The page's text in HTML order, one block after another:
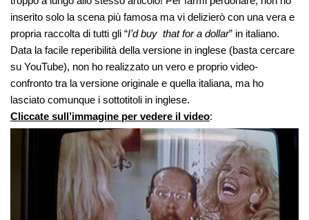
inserito solo la scena più famosa ma vi delizierò con una vera e
propria raccolta di tutti gli “I’d buy that for a dollar” in italiano.
Data la facile reperibilità della versione in inglese (basta cercare
su YouTube), non ho realizzato un vero e proprio video-
confronto tra la versione originale e quella italiana, ma ho
lasciato comunque i sottotitoli in inglese.
Cliccate sull’immagine per vedere il video: